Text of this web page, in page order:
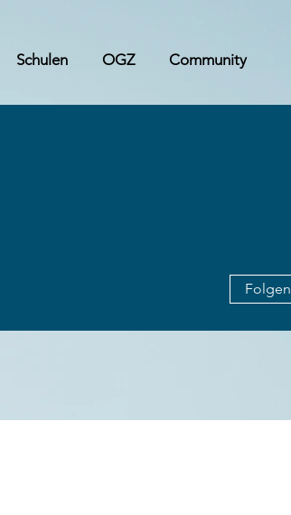
Schulen OGZ Community
Folgen